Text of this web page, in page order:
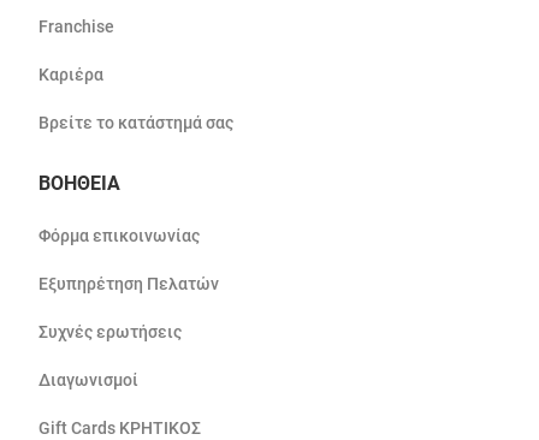
Franchise
Καριέρα
Βρείτε το κατάστημά σας
ΒΟΗΘΕΙΑ
Φόρμα επικοινωνίας
Εξυπηρέτηση Πελατών
Συχνές ερωτήσεις
Διαγωνισμοί
Gift Cards ΚΡΗΤΙΚΟΣ